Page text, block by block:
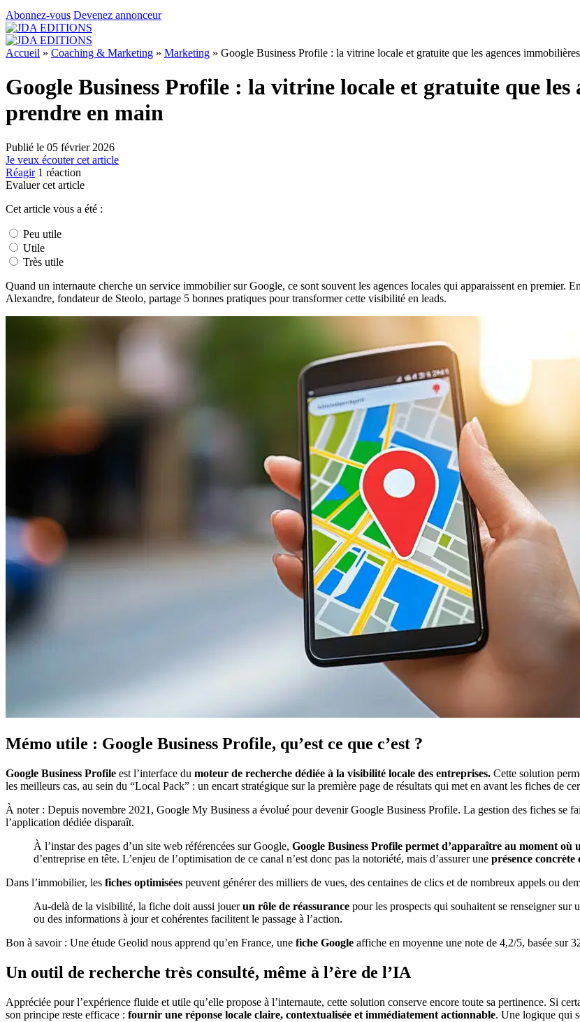
Abonnez-vous Devenez annonceur
Accueil » Coaching & Marketing » Marketing » Google Business Profile : la vitrine locale et gratuite que les agences
Google Business Profile : la vitrine locale et gratuite que les
prendre en main
Publié le 05 février 2026
Je veux écouter cet article
Réagir 1 réaction
Evaluer cet article
Cet article vous a été :
Peu utile
Utile
Très utile
Quand un internaute cherche un service immobilier sur Google, ce sont souvent les agences locales qui apparaissent en
Alexandre, fondateur de Steolo, partage 5 bonnes pratiques pour transformer cette visibilité en leads.
Mémo utile : Google Business Profile, qu’est ce que c’est ?
Google Business Profile est l’interface du moteur de recherche dédiée à la visibilité locale des entreprises. Cette solution
les meilleurs cas, au sein du “Local Pack” : un encart stratégique sur la première page de résultats qui met en avant les fiches de
À noter : Depuis novembre 2021, Google My Business a évolué pour devenir Google Business Profile. La gestion des fiches se
l’application dédiée disparaît.
À l’instar des pages d’un site web référencées sur Google, Google Business Profile permet d’apparaître au moment où
d’entreprise en tête. L’enjeu de l’optimisation de ce canal n’est donc pas la notoriété, mais d’assurer une présence concrète
Dans l’immobilier, les fiches optimisées peuvent générer des milliers de vues, des centaines de clics et de nombreux appels ou
Au-delà de la visibilité, la fiche doit aussi jouerun rôle de réassurance pour les prospects qui souhaitent se renseigner
ou des informations à jour et cohérentes facilitent le passage à l’action.
Bon à savoir : Une étude Geolid nous apprend qu’en France, une fiche Google affiche en moyenne une note de 4,2/5, basée sur
Un outil de recherche très consulté, même à l’ère de l’IA
Appréciée pour l’expérience fluide et utile qu’elle propose à l’internaute, cette solution conserve encore toute sa pertinence. Si
son principe reste efficace : fournir une réponse locale claire, contextualisée et immédiatement actionnable. Une logique qui